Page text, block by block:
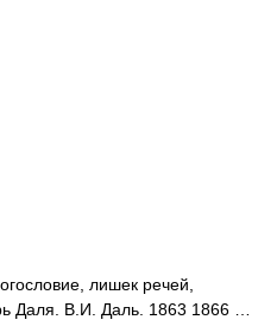
лишек речей,
Даля. В.И. Даль. 1863 1866 …